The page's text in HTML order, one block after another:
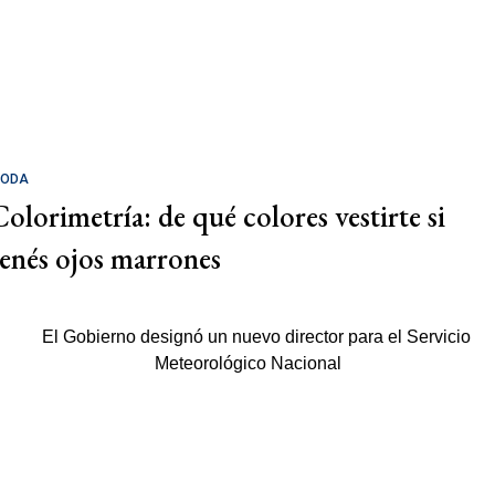
de qué colores vestirte si
ojos marrones